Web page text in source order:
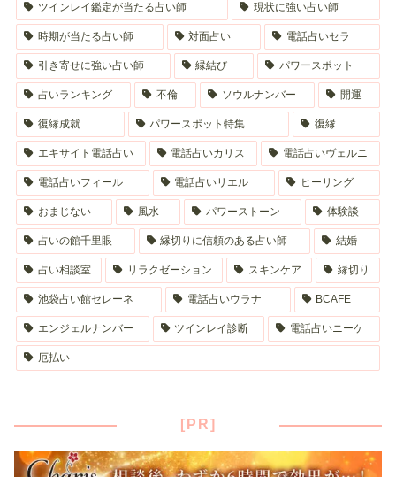
ツインレイ鑑定が当たる占い師 現状に強い占い師
時期が当たる占い師 対面占い 電話占いセラ
引き寄せに強い占い師 縁結び パワースポット
占いランキング 不倫 ソウルナンバー 開運
復縁成就 パワースポット特集 復縁
エキサイト電話占い 電話占いカリス 電話占いヴェルニ
電話占いフィール 電話占いリエル ヒーリング
おまじない 風水 パワーストーン 体験談
占いの館千里眼 縁切りに信頼のある占い師 結婚
占い相談室 リラクゼーション スキンケア 縁切り
池袋占い館セレーネ 電話占いウラナ BCAFE
エンジェルナンバー ツインレイ診断 電話占いニーケ
厄払い
[PR]